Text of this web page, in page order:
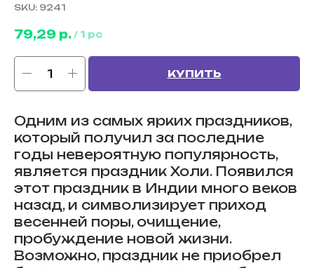
SKU: 9241
79,29 р. / 1 pc
КУПИТЬ
Одним из самых ярких праздников,
который получил за последние
годы невероятную популярность,
является праздник Холи. Появился
этот праздник в Индии много веков
назад, и символизирует приход
весенней поры, очищение,
пробуждение новой жизни.
Возможно, праздник не приобрел